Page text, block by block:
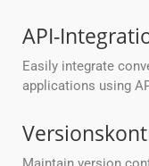
API-
Easily integrate
applications using